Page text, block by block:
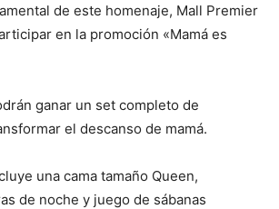
de este homenaje, Mall Premier
en la promoción «Mamá es
ganar un set completo de
el descanso de mamá.
una cama tamaño Queen,
de noche y juego de sábanas